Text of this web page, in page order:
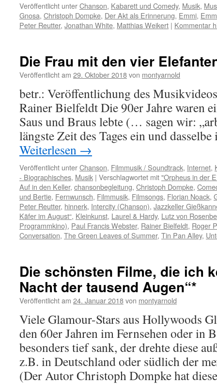
Veröffentlicht unterChanson, Kabarett und Comedy, Musik,
Gnosa, Christoph Dompke, Der Akt als Erinnerung, Emmi,
Peter Reutter, Jonathan White, Matthias Weikert | Kommentar
Die Frau mit den vier
Veröffentlicht am 29. Oktober 2018von montyarnold
betr.: Veröffentlichung des
Rainer Bielfeldt Die 90er Jahre waren
Saus und Braus lebte (… sagen wir:
längste Zeit des Tages ein und
Weiterlesen →
Veröffentlicht unterChanson, Filmmusik / Soundtrack, Internet,
- Biographisches, Musik | Verschlagwortet mit"Orpheus in der
Auf in den Keller, chansonbegleitung, Christoph Dompke,
und Bertie, Fernwunsch, Filmmusik, Filmsongs, Florian Noack,
Peter Reutter, hinnerk, Intercity (Chanson), Jazzkeller
Käfer im August“, Kleinkunst, Laurel & Hardy, Lutz von
Programmkino), Paul Francis Webster, Rainer Bielfeldt, Roger
Conversation, The Green Leaves of Summer, Tin Pan Alley,
Die schönsten Filme, die ich
Nacht der tausend Augen“*
Veröffentlicht am 24. Januar 2018von montyarnold
Viele Glamour-Stars aus Hollywoods
den 60er Jahren im Fernsehen oder in
besonders tief sank, der drehte diese
z.B. in Deutschland oder südlich der
(Der Autor Christoph Dompke hat